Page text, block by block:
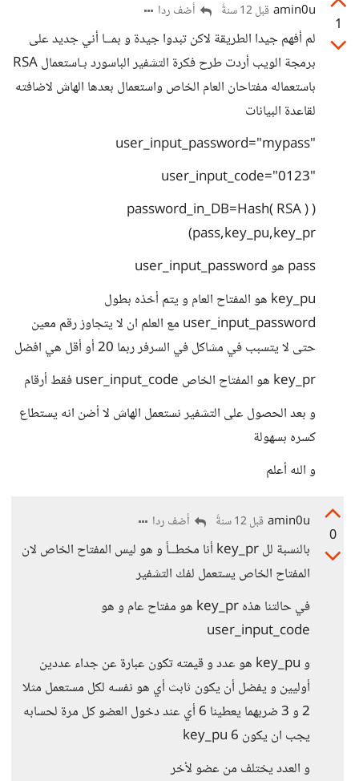
1
amin0u قبل 12 سنةً أضف ردا
لم أفهم جيدا الطريقة لاكن تبدوا جيدة و بمــا أني جديد على
برمجة الويب أردت طرح فكرة التشفير الباسورد بـاستعمال RSA
باستعماله مفتاحان العام الخاص واستعمال بعدها الهاش لاضافته
لقاعدة البيانات
"user_input_password="mypass
"user_input_code="0123
( ( password_in_DB=Hash( RSA
(pass,key_pu,key_pr
pass هو user_input_password
key_pu هو المفتاح العام و يتم أخذه بطول
user_input_password مع العلم ان لا يتجاوز رقم معين
حتى لا يتسبب في مشاكل في السرفر ربما 20 أو أقل هي افضل
key_pr هو المفتاح الخاص user_input_code فقط أرقام
و بعد الحصول على التشفير نستعمل الهاش لا أضن انه يستطاع
كسره بسهولة
و الله أعلم
0
amin0u قبل 12 سنةً أضف ردا
بالنسبة لل key_pr أنا مخطــأ و هو ليس المفتاح الخاص لان
المفتاح الخاص يستعمل لفك التشفير
في حالتنا هذه key_pr هو مفتاح عام و هو
user_input_code
و key_pu هو عدد و قيمته تكون عبارة عن جداء عددين
أوليين و يفضل أن يكون ثابث أي هو نفسه لكل مستعمل مثلا
2 و 3 ضربهما يعطينا 6 أي عند دخول العضو كل مرة لحسابه
يجب ان يكون key_pu 6
و العدد يختلف من عضو لأخر